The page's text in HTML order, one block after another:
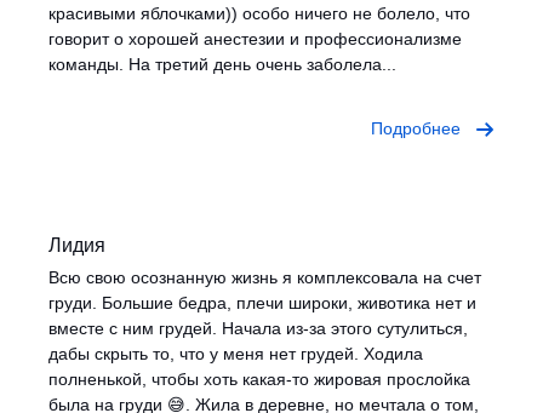
красивыми яблочками)) особо ничего не болело, что
говорит о хорошей анестезии и профессионализме
команды. На третий день очень заболела...
Подробнее
Лидия
Всю свою осознанную жизнь я комплексовала на счет
груди. Большие бедра, плечи широки, животика нет и
вместе с ним грудей. Начала из-за этого сутулиться,
дабы скрыть то, что у меня нет грудей. Ходила
полненькой, чтобы хоть какая-то жировая прослойка
была на груди 😅. Жила в деревне, но мечтала о том,